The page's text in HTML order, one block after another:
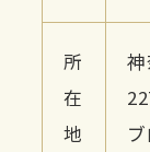
所
在
地